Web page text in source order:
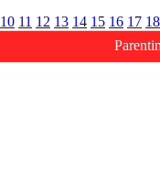
10 11 12 13 14 15 16 17 18